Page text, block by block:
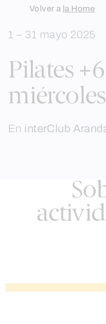
content
Volver a la Home
1 – 31 mayo 2025
Pilates
miércoles
En interClub